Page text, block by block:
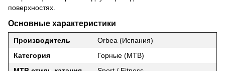
поверхностях.
Основные характеристики
Производитель
Orbea (Испания)
Категория
Горные (MTB)